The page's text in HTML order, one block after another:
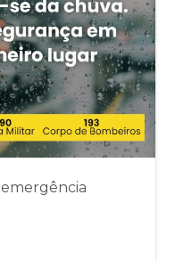
emergência